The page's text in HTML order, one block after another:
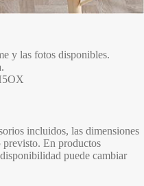
y las fotos disponibles.
incluidos, las dimensiones
previsto. En productos
puede cambiar